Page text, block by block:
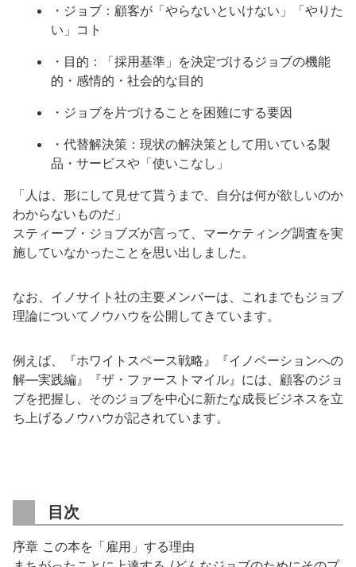
・ジョブ：顧客が「やらないといけない」「やりた
い」コト
・目的：「採用基準」を決定づけるジョブの機能
的・感情的・社会的な目的
・ジョブを片づけることを困難にする要因
・代替解決策：現状の解決策として用いている製
品・サービスや「使いこなし」
「人は、形にして見せて貰うまで、自分は何が欲しいのか
わからないものだ」
スティーブ・ジョブズが言って、マーケティング調査を実
施していなかったことを思い出しました。
なお、イノサイト社の主要メンバーは、これまでもジョブ
理論についてノウハウを公開してきています。
例えば、『ホワイトスペース戦略』『イノベーションへの
解―実践編』『ザ・ファーストマイル』には、顧客のジョ
ブを把握し、そのジョブを中心に新たな成長ビジネスを立
ち上げるノウハウが記されています。
目次
序章 この本を「雇用」する理由